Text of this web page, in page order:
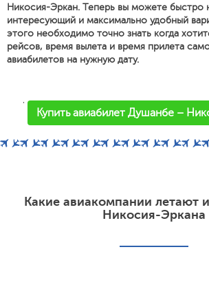
Никосия-Эркан. Теперь вы можете быстро
интересующий и максимально удобный
этого необходимо точно знать когда
рейсов, время вылета и время прилета
авиабилетов на нужную дату.
'
Купить авиабилет Душанбе –
Какие авиакомпании летают
Никосия-Эркана